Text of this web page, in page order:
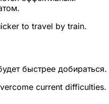
to travel by train.
быстрее добираться.
current difficulties.